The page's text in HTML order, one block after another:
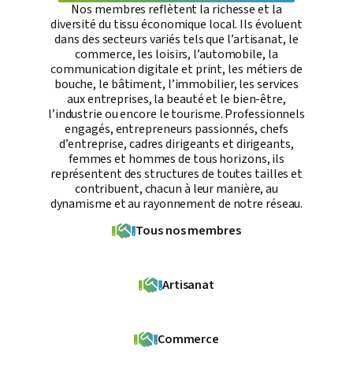
Nos membres reflètent la richesse et la
diversité du tissu économique local. Ils évoluent
dans des secteurs variés tels que l’artisanat, le
commerce, les loisirs, l’automobile, la
communication digitale et print, les métiers de
bouche, le bâtiment, l’immobilier, les services
aux entreprises, la beauté et le bien-être,
l’industrie ou encore le tourisme. Professionnels
engagés, entrepreneurs passionnés, chefs
d’entreprise, cadres dirigeants et dirigeants,
femmes et hommes de tous horizons, ils
représentent des structures de toutes tailles et
contribuent, chacun à leur manière, au
dynamisme et au rayonnement de notre réseau.
Tous nos membres
Artisanat
Commerce